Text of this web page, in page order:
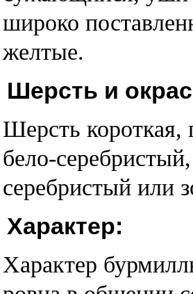
широко
желтые.
Шерсть и
Шерсть
бело-
серебристый или
Характер:
Характер